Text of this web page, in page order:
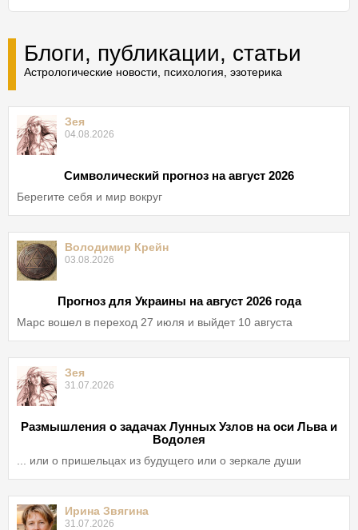
Блоги, публикации, статьи
Астрологические новости, психология, эзотерика
Зея
04.08.2026
Символический прогноз на август 2026
Берегите себя и мир вокруг
Володимир Крейн
03.08.2026
Прогноз для Украины на август 2026 года
Марс вошел в переход 27 июля и выйдет 10 августа
Зея
31.07.2026
Размышления о задачах Лунных Узлов на оси Льва и
Водолея
... или о пришельцах из будущего или о зеркале души
Ирина Звягина
31.07.2026